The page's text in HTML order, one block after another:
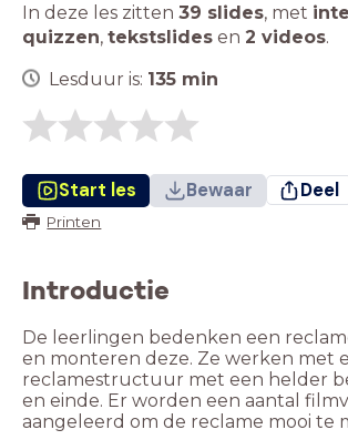
In deze les zitten 39 slides, met
quizzen, tekstslides en 2 videos.
Lesduur is: 135 min
Start les Bewaar Deel
Printen
Introductie
De leerlingen bedenken een
en monteren deze. Ze werken met
reclamestructuur met een helder
en einde. Er worden een aantal
aangeleerd om de reclame mooi te